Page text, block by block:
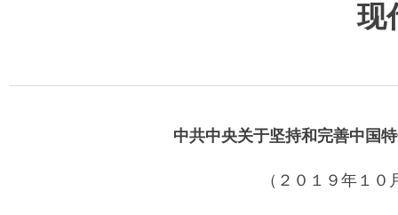
现
中共中央关于坚持和完善中国
（２０１９年１